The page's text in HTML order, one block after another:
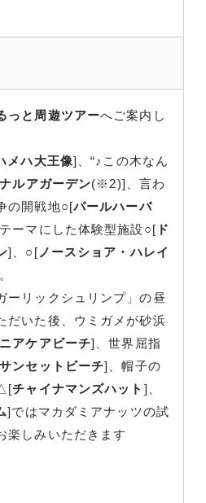
っと周遊ツアーへご案内し
メハ大王像]、“♪この木なん
ルアガーデン(※2)]、言わ
の開戦地○[パールハーバ
ーマにした体験型施設○[ ド
]、○[ ノースショア・ハレイ
ーリックシュリンプ」の昼
だいた後、ウミガメが砂浜
アケアビーチ]、世界屈指
サンセットビーチ]、帽子の
チャイナマンズハット ]、
]ではマカダミアナッツの試
楽しみいただきます